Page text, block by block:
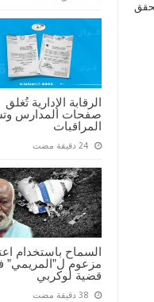
الرقابة الإدارية تُغلق
صفحات المدارس
المراقبات
السماح باستخدام
مزعوم ل”المريمي”
قضية لوكربي